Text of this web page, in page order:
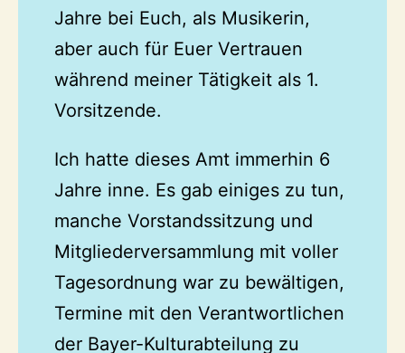
Jahre bei Euch, als Musikerin,
aber auch für Euer Vertrauen
während meiner Tätigkeit als 1.
Vorsitzende.
Ich hatte dieses Amt immerhin 6
Jahre inne. Es gab einiges zu tun,
manche Vorstandssitzung und
Mitgliederversammlung mit voller
Tagesordnung war zu bewältigen,
Termine mit den Verantwortlichen
der Bayer-Kulturabteilung zu